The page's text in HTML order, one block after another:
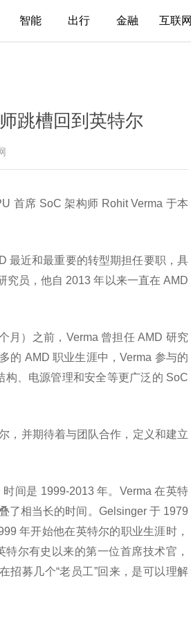
智能 出行 金融 互联网
跳槽回到英特尔
首席 SoC 架构师 Rohit Verma 于本
最近和最重要的转型期担任要职，具
究员，他自 2013 年以来一直在 AMD
月）之前，Verma 曾担任 AMD 研究
的 AMD 职业生涯中，Verma 参与的
、电源管理和安全等更广泛的 SoC
，并期待着与团队合作，定义和建立
间是 1999-2013 年。Verma 在英特
了相当长的时间。Gelsinger 于 1979
年开始他在英特尔的职业生涯时，
尔有史以来的第一位首席技术官，
招募几个“老员工”回来，是可以理解